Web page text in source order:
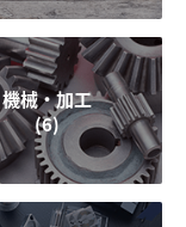
機械・加工
(6)